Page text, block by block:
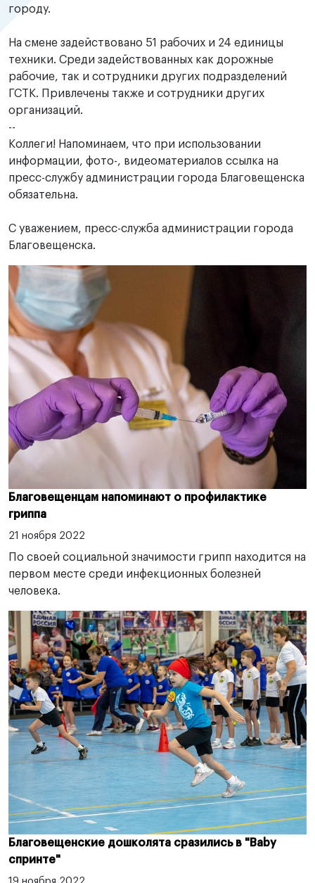
городу.
На смене задействовано 51 рабочих и 24 единицы
техники. Среди задействованных как дорожные
рабочие, так и сотрудники других подразделений
ГСТК. Привлечены также и сотрудники других
организаций.
--
Коллеги! Напоминаем, что при использовании
информации, фото-, видеоматериалов ссылка на
пресс-службу администрации города Благовещенска
обязательна.
С уважением, пресс-служба администрации города
Благовещенска.
Благовещенцам напоминают о профилактике
гриппа
21 ноября 2022
По своей социальной значимости грипп находится на
первом месте среди инфекционных болезней
человека.
Благовещенские дошколята сразились в "Baby
спринте"